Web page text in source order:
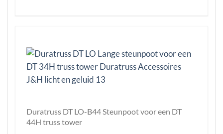
Duratruss DT LO-B44 Steunpoot voor een DT
44H truss tower